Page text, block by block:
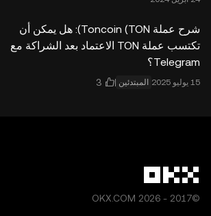
شرح عملة Toncoin (TON): هل يمكن أن
تكتسب عملة TON الاعتماد بعد الشراكة مع
Telegram؟
المبتدئين
©2017 - 2026 OKX.COM